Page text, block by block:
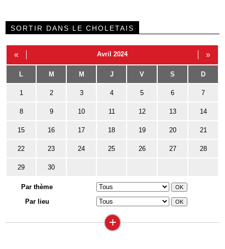
SORTIR DANS LE CHOLETAIS
« Avril 2024 »
L M M J V S D
1 2 3 4 5 6 7
8 9 10 11 12 13 14
15 16 17 18 19 20 21
22 23 24 25 26 27 28
29 30
Par thème
Par lieu
+